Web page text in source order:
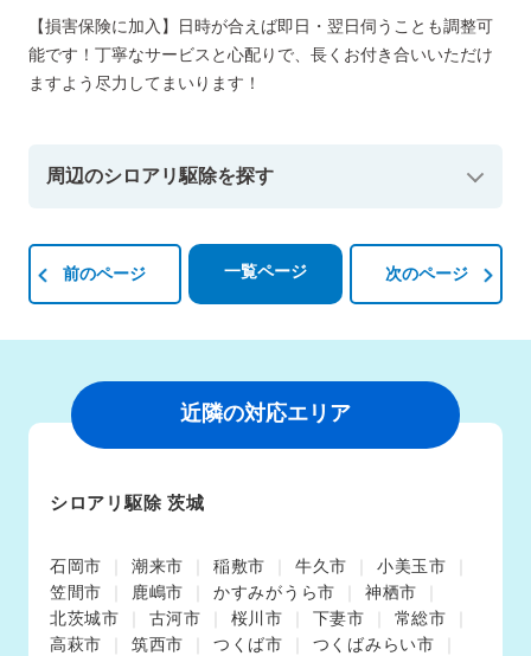
【損害保険に加入】日時が合えば即日・翌日伺うことも調整可
能です！丁寧なサービスと心配りで、長くお付き合いいただけ
ますよう尽力してまいります！
周辺のシロアリ駆除を探す
前のページ 一覧ページ 次のページ
近隣の対応エリア
シロアリ駆除 茨城
石岡市 潮来市 稲敷市 牛久市
小美玉市
笠間市
鹿嶋市 かすみがうら市
神栖市
北茨城市
古河市 桜川市 下妻市
常総市
高萩市
筑西市 つくば市
つくばみらい市